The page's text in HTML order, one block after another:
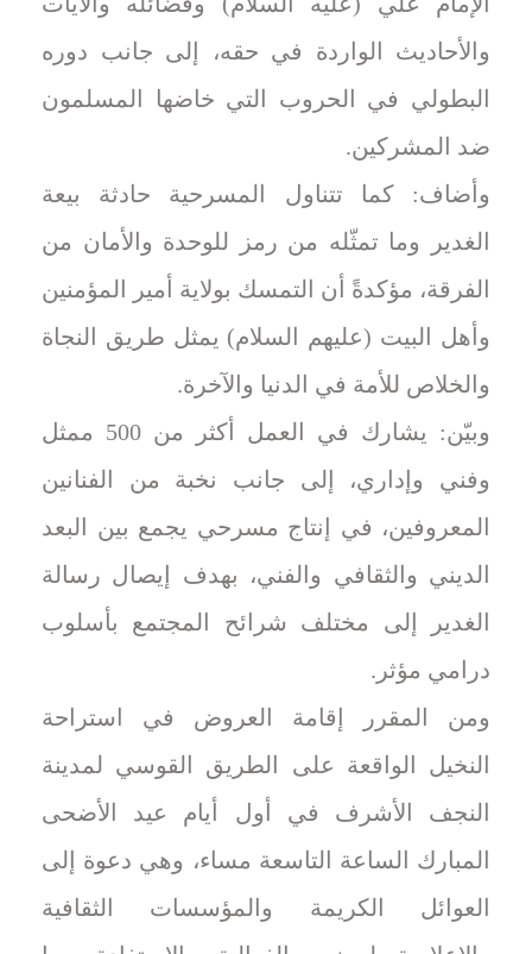
والأحاديث الواردة في حقه، إلى جانب دوره
البطولي في الحروب التي خاضها المسلمون
ضد المشركين.
وأضاف: كما تتناول المسرحية حادثة بيعة
الغدير وما تمثّله من رمز للوحدة والأمان من
الفرقة، مؤكدةً أن التمسك بولاية أمير المؤمنين
وأهل البيت (عليهم السلام) يمثل طريق النجاة
والخلاص للأمة في الدنيا والآخرة.
وبيّن: يشارك في العمل أكثر من 500 ممثل
وفني وإداري، إلى جانب نخبة من الفنانين
المعروفين، في إنتاج مسرحي يجمع بين البعد
الديني والثقافي والفني، بهدف إيصال رسالة
الغدير إلى مختلف شرائح المجتمع بأسلوب
درامي مؤثر.
ومن المقرر إقامة العروض في استراحة
النخيل الواقعة على الطريق القوسي لمدينة
النجف الأشرف في أول أيام عيد الأضحى
المبارك الساعة التاسعة مساء، وهي دعوة إلى
العوائل الكريمة والمؤسسات الثقافية